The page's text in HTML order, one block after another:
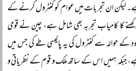
لیکن ان تجربات میں عوام کو کنٹرول کرنے کے
کا کامیاب تجربہ بھی شامل ہے، چین نے قومی
کے حوالہ سے کنٹرول کی یہ پالیسی طے کی جس میں
ہمیں اس کے ساتھ ملک و قوم کے نظریاتی و